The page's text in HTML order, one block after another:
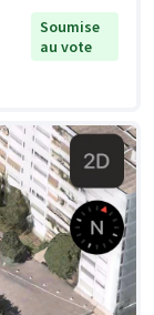
Soumise
au vote